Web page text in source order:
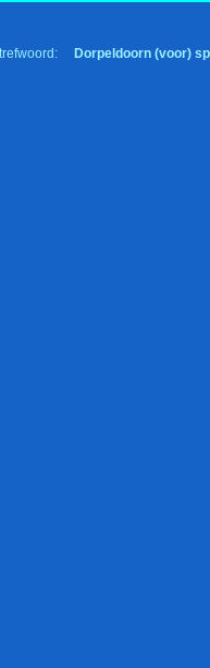
trefwoord: Dorpeldoorn (voor)